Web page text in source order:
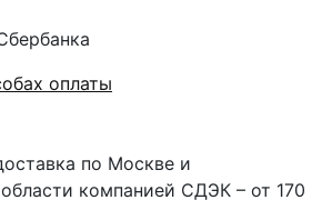
оплаты
по Москве и
компанией СДЭК – от 170